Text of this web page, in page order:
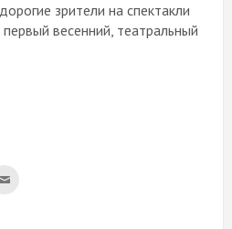
зрители на спектакли
весенний, театральный